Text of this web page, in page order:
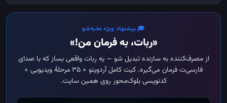
🎓 پیشنهاد ویژه نخبه‌شو
«ربات، به فرمان من!»
از مصرف‌کننده به سازنده تبدیل شو — یه ربات واقعی بساز که با صدای
فارسی‌ت فرمان می‌گیره. کیت کامل آردوینو + ۳۵ مرحلهٔ ویدیویی +
کدنویسی بلوک‌محور روی همین سایت.